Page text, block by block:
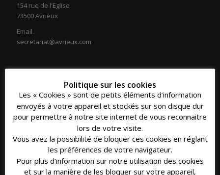
154 rue de l'Eglise
73500 Avrieux
Email.
secretariat@avrieux.com
COORDONNÉES
Téléphone.
Fax.
04 79 20 39 30
Politique sur les cookies
Les « Cookies » sont de petits éléments d’information
envoyés à votre appareil et stockés sur son disque dur
pour permettre à notre site internet de vous reconnaitre
lors de votre visite.
Vous avez la possibilité de bloquer ces cookies en réglant
les préférences de votre navigateur.
Pour plus d’information sur notre utilisation des cookies
et sur la manière de les bloquer sur votre appareil,